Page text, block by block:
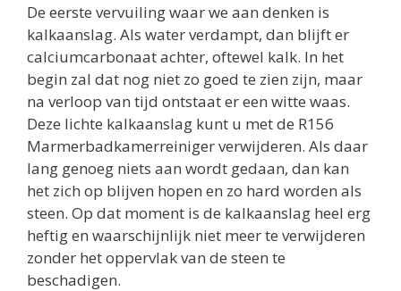
De eerste vervuiling waar we aan denken is
kalkaanslag. Als water verdampt, dan blijft er
calciumcarbonaat achter, oftewel kalk. In het
begin zal dat nog niet zo goed te zien zijn, maar
na verloop van tijd ontstaat er een witte waas.
Deze lichte kalkaanslag kunt u met de R156
Marmerbadkamerreiniger verwijderen. Als daar
lang genoeg niets aan wordt gedaan, dan kan
het zich op blijven hopen en zo hard worden als
steen. Op dat moment is de kalkaanslag heel erg
heftig en waarschijnlijk niet meer te verwijderen
zonder het oppervlak van de steen te
beschadigen.